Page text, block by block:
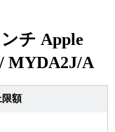
チ Apple
MYDA2J/A
限額